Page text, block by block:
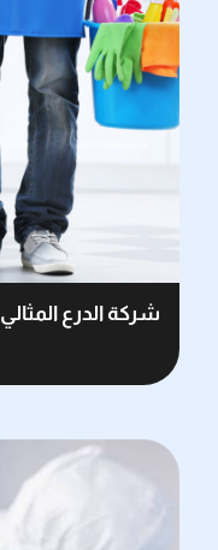
شركة الدرع المثالي